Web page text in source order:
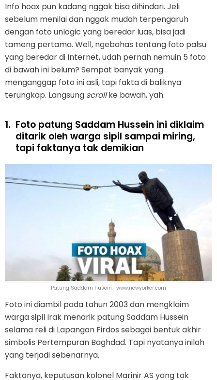
Info hoax pun kadang nggak bisa dihindari. Jeli
sebelum menilai dan nggak mudah terpengaruh
dengan foto unlogic yang beredar luas, bisa jadi
tameng pertama. Well, ngebahas tentang foto palsu
yang beredar di Internet, udah pernah nemuin 5 foto
di bawah ini belum? Sempat banyak yang
menganggap foto ini asli, tapi fakta di baliknya
terungkap. Langsung scrollke bawah, yah.
1. Foto patung Saddam Hussein ini diklaim
ditarik oleh warga sipil sampai miring,
tapi faktanya tak demikian
Patung Saddam Husein | www.newyorker.com
Foto ini diambil pada tahun 2003 dan mengklaim
warga sipil Irak menarik patung Saddam Hussein
selama reli di Lapangan Firdos sebagai bentuk akhir
simbolis Pertempuran Baghdad. Tapi nyatanya inilah
yang terjadi sebenarnya.
Faktanya, keputusan kolonel Marinir AS yang tak